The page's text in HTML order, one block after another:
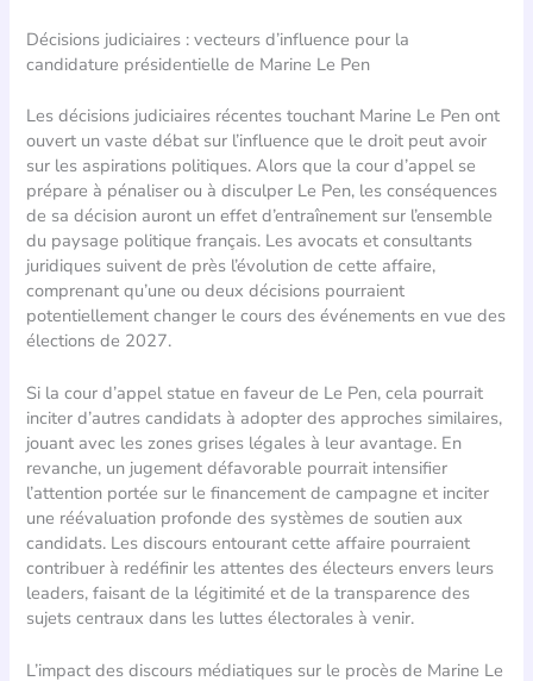
Décisions judiciaires : vecteurs d’influence pour la
candidature présidentielle de Marine Le Pen
Les décisions judiciaires récentes touchant Marine Le Pen ont
ouvert un vaste débat sur l’influence que le droit peut avoir
sur les aspirations politiques. Alors que la cour d’appel se
prépare à pénaliser ou à disculper Le Pen, les conséquences
de sa décision auront un effet d’entraînement sur l’ensemble
du paysage politique français. Les avocats et consultants
juridiques suivent de près l’évolution de cette affaire,
comprenant qu’une ou deux décisions pourraient
potentiellement changer le cours des événements en vue des
élections de 2027.
Si la cour d’appel statue en faveur de Le Pen, cela pourrait
inciter d’autres candidats à adopter des approches similaires,
jouant avec les zones grises légales à leur avantage. En
revanche, un jugement défavorable pourrait intensifier
l’attention portée sur le financement de campagne et inciter
une réévaluation profonde des systèmes de soutien aux
candidats. Les discours entourant cette affaire pourraient
contribuer à redéfinir les attentes des électeurs envers leurs
leaders, faisant de la légitimité et de la transparence des
sujets centraux dans les luttes électorales à venir.
L’impact des discours médiatiques sur le procès de Marine Le